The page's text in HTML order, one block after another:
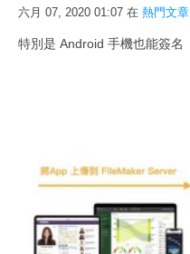
六月 07, 2020 01:07 在 熱門文章
特別是 Android 手機也能簽名